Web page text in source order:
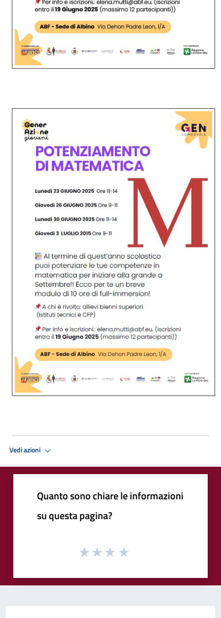
Vedi azioni
Quanto sono chiare le informazioni
su questa pagina?